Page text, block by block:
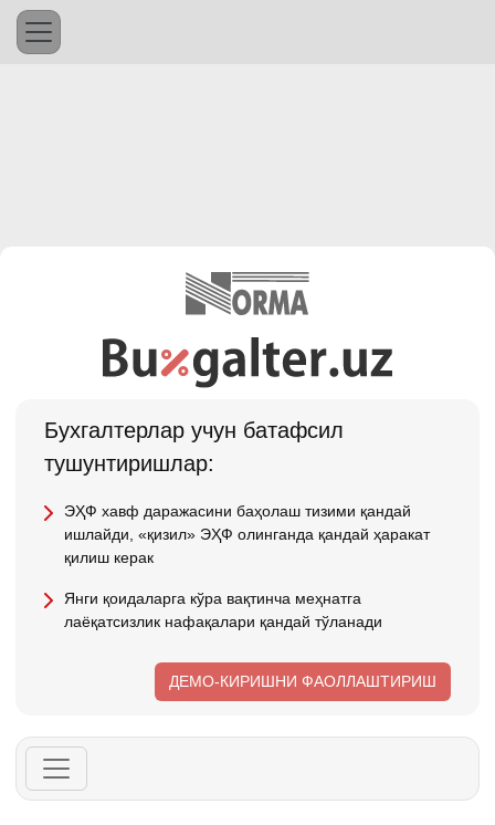
Бухгалтерлар учун батафсил
тушунтиришлар:
ЭҲФ хавф даражасини баҳолаш тизими қандай
ишлайди, «қизил» ЭҲФ олинганда қандай ҳаракат
қилиш керак
Янги қоидаларга кўра вақтинча меҳнатга
лаёқатсизлик нафақалари қандай тўланади
ДЕМО-КИРИШНИ ФАОЛЛАШТИРИШ